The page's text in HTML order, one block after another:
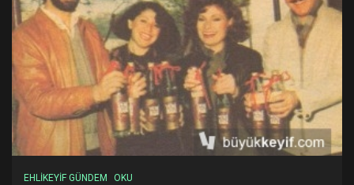
EHLİKEYİF GÜNDEM OKU